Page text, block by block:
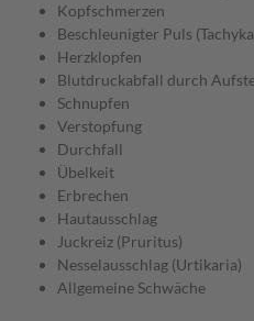
Kopfschmerzen
Beschleunigter Puls
Herzklopfen
Blutdruckabfall durch
Schnupfen
Verstopfung
Durchfall
Übelkeit
Erbrechen
Hautausschlag
Juckreiz (Pruritus)
Nesselausschlag (Urtikaria)
Allgemeine Schwäche